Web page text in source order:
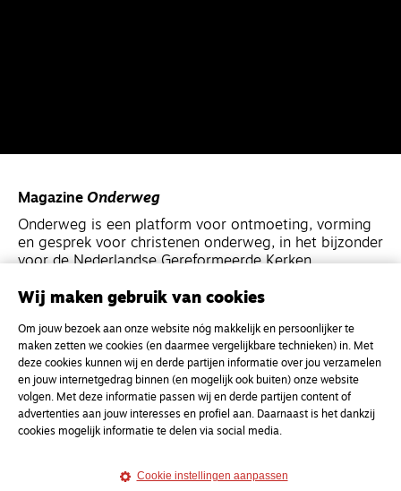
Magazine Onderweg
Onderweg is een platform voor ontmoeting, vorming
en gesprek voor christenen onderweg, in het bijzonder
voor de Nederlandse Gereformeerde Kerken.
Magazine
Onderweg
Kvk-nummer 33277063
NL46 INGB 0117 5827 86
info@onderwegonline.nl
Wij maken gebruik van cookies
Om jouw bezoek aan onze website nóg makkelijk en persoonlijker te
maken zetten we cookies (en daarmee vergelijkbare technieken) in. Met
deze cookies kunnen wij en derde partijen informatie over jou verzamelen
en jouw internetgedrag binnen (en mogelijk ook buiten) onze website
volgen. Met deze informatie passen wij en derde partijen content of
advertenties aan jouw interesses en profiel aan. Daarnaast is het dankzij
cookies mogelijk informatie te delen via social media.
Cookie instellingen aanpassen